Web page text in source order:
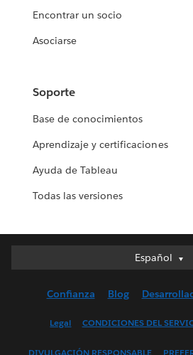
Encontrar un socio
Asociarse
Soporte
Base de conocimientos
Aprendizaje y certificaciones
Ayuda de Tableau
Todas las versiones
Español
Español
English (UK)
Confianza Blog
Legal CONDICIONES DEL
DIVULGACIÓN RESPONSABLE